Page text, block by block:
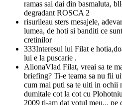
ramas sai dai din basmaluta,
degradant ROSCA 2
risurileau sters mesajele,
lumea, de hoti si banditi ce
cretinilor
333Interesul lui Filat e
lui e la puscarie .
AlionaVlad Filat, vreai sa te
briefing? Ti-e teama sa nu fii
cum mai puti sa te uiti in ochii
dumitale cot la cot cu
2009 ti-am dat votul meu... pe